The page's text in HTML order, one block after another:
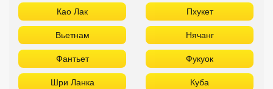
Као Лак Пхукет
Вьетнам Нячанг
Фантьет Фукуок
Шри Ланка Куба